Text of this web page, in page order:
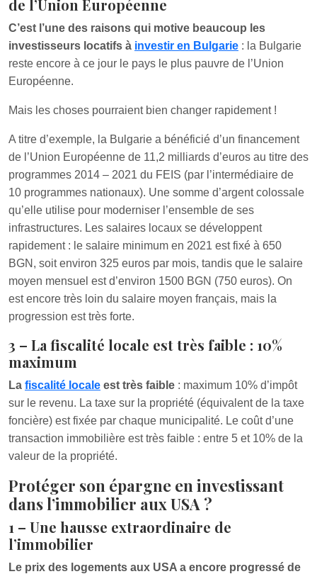
de l’Union Européenne
C’est l’une des raisons qui motive beaucoup les
investisseurs locatifs à investir en Bulgarie : la Bulgarie
reste encore à ce jour le pays le plus pauvre de l’Union
Européenne.
Mais les choses pourraient bien changer rapidement !
A titre d’exemple, la Bulgarie a bénéficié d’un financement
de l’Union Européenne de 11,2 milliards d’euros au titre des
programmes 2014 – 2021 du FEIS (par l’intermédiaire de
10 programmes nationaux). Une somme d’argent colossale
qu’elle utilise pour moderniser l’ensemble de ses
infrastructures. Les salaires locaux se développent
rapidement : le salaire minimum en 2021 est fixé à 650
BGN, soit environ 325 euros par mois, tandis que le salaire
moyen mensuel est d’environ 1500 BGN (750 euros). On
est encore très loin du salaire moyen français, mais la
progression est très forte.
3 – La fiscalité locale est très faible : 10%
maximum
La fiscalité locale est très faible : maximum 10% d’impôt
sur le revenu. La taxe sur la propriété (équivalent de la taxe
foncière) est fixée par chaque municipalité. Le coût d’une
transaction immobilière est très faible : entre 5 et 10% de la
valeur de la propriété.
Protéger son épargne en investissant
dans l’immobilier aux USA ?
1 – Une hausse extraordinaire de
l’immobilier
Le prix des logements aux USA a encore progressé de